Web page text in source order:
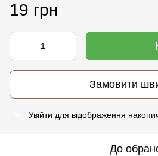
19 грн
Замовити
Увійти для відображення
До